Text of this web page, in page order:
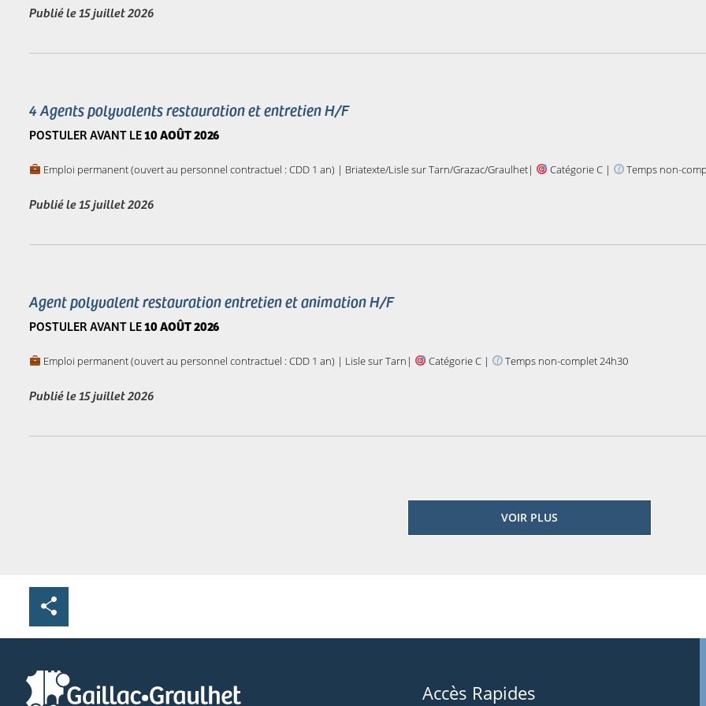
Publié le15 juillet 2026
4 Agents polyvalents restauration et entretien H/F
POSTULER AVANT LE10 AOÛT 2026
Emploi permanent (ouvert au personnel contractuel : CDD 1 an) | Briatexte/Lisle sur Tarn/Grazac/Graulhet| Catégorie C | Temps non-
Publié le15 juillet 2026
Agent polyvalent restauration entretien et animation H/F
POSTULER AVANT LE10 AOÛT 2026
Emploi permanent (ouvert au personnel contractuel : CDD 1 an) | Lisle sur Tarn| Catégorie C | Temps non-complet 24h30
Publié le15 juillet 2026
VOIR PLUS
Accès Rapides